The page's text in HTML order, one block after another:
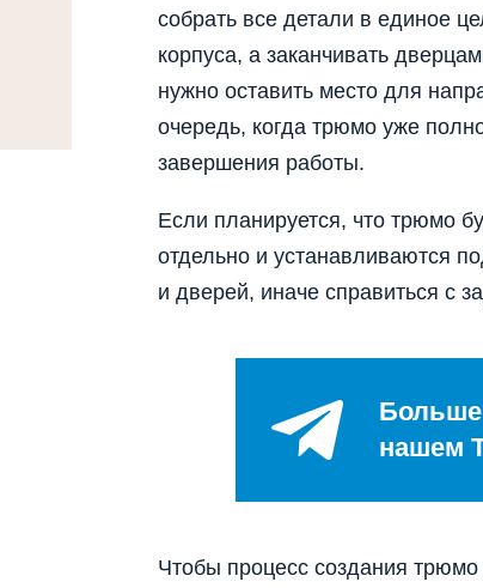
собрать все детали в единое
корпуса, а заканчивать
нужно оставить место для
очередь, когда трюмо уже
завершения работы.
Если планируется, что трюмо
отдельно и устанавливаются
и дверей, иначе справиться с
Больше
нашем
Чтобы процесс создания